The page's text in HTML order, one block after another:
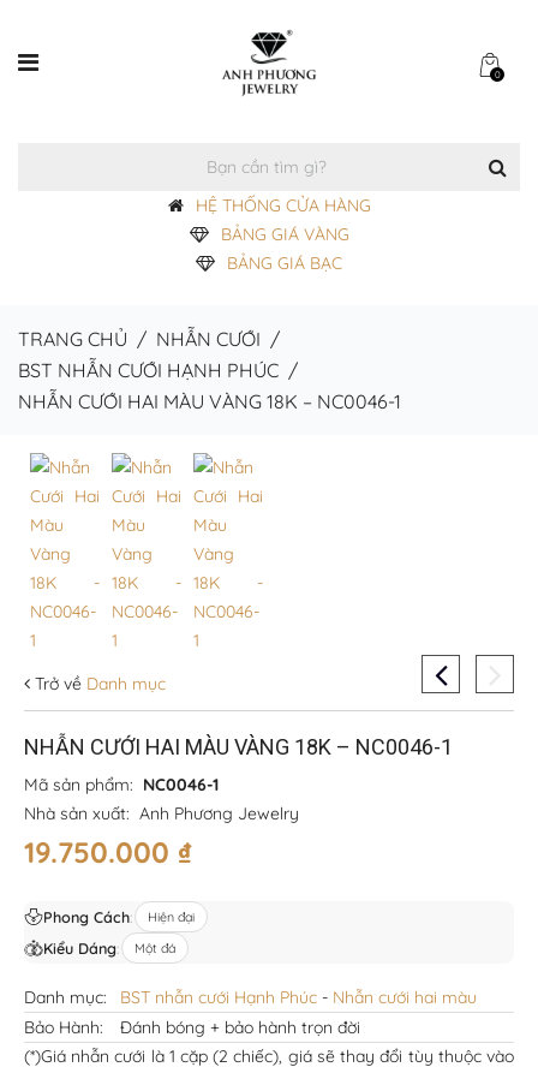
0
HỆ THỐNG CỬA HÀNG
BẢNG GIÁ VÀNG
BẢNG GIÁ BẠC
TRANG CHỦ / NHẪN CƯỚI /
BST NHẪN CƯỚI HẠNH PHÚC /
NHẪN CƯỚI HAI MÀU VÀNG 18K – NC0046-1
Trở về Danh mục
NHẪN CƯỚI HAI MÀU VÀNG 18K – NC0046-1
Mã sản phẩm: NC0046-1
Nhà sản xuất: Anh Phương Jewelry
19.750.000 ₫
Phong Cách: Hiện đại
Kiểu Dáng: Một đá
Danh mục: BST nhẫn cưới Hạnh Phúc - Nhẫn cưới hai màu
Bảo Hành:
Đánh bóng + bảo hành trọn đời
(*)Giá nhẫn cưới là 1 cặp (2 chiếc), giá sẽ thay đổi tùy thuộc vào